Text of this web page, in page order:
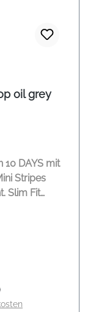
oil grey
10 DAYS mit
Stripes